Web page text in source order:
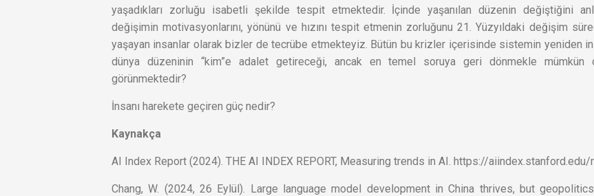
yaşadıkları zorluğu isabetli şekilde tespit etmektedir. İçinde yaşanılan düzenin değiştiğini
değişimin motivasyonlarını, yönünü ve hızını tespit etmenin zorluğunu 21. Yüzyıldaki değişim
yaşayan insanlar olarak bizler de tecrübe etmekteyiz. Bütün bu krizler içerisinde sistemin yeniden
dünya düzeninin “kim”e adalet getireceği, ancak en temel soruya geri dönmekle mümkün
görünmektedir?
İnsanı harekete geçiren güç nedir?
Kaynakça
AI Index Report (2024). THE AI INDEX REPORT, Measuring trends in AI. https://
Chang, W. (2024, 26 Eylül). Large language model development in China thrives, but